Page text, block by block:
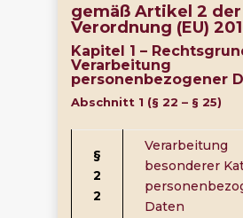
gemäß Artikel 2 der
Verordnung (EU)
Kapitel 1 –
Verarbeitung
personenbezogener
Abschnitt 1 (§ 22 – § 25)
§
2
2
Verarbeitung
besonderer
Daten